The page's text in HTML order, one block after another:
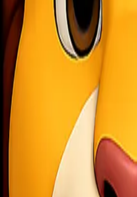
barang elektronik. Kotak sebaiknya
bubble wrap
, busa, kertas
terhadap guncangan, tambahkan
atau alat lainnya untuk memotong dan
Gunakan kain yang
Gunakan bahan ini untuk
pelindung yang cukup.